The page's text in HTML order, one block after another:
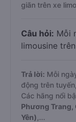
giãn trên xe
Câu hỏi: Mỗi
limousine
Trả lời: Mỗi
động trên
Các hãng nổi
Phương Trang,
Yên) ,...